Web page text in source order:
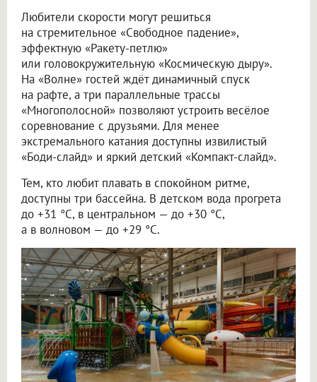
Любители скорости могут решиться
на стремительное «Свободное падение»,
эффектную «Ракету-петлю»
или головокружительную «Космическую дыру».
На «Волне» гостей ждёт динамичный спуск
на рафте, а три параллельные трассы
«Многополосной» позволяют устроить весёлое
соревнование с друзьями. Для менее
экстремального катания доступны извилистый
«Боди-слайд» и яркий детский «Компакт-слайд».
Тем, кто любит плавать в спокойном ритме,
доступны три бассейна. В детском вода прогрета
до +31 °C, в центральном — до +30 °C,
а в волновом — до +29 °C.